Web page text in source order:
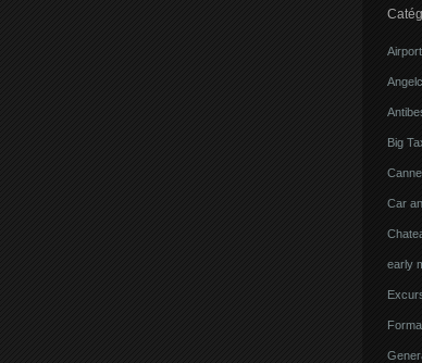
Big
Car
early